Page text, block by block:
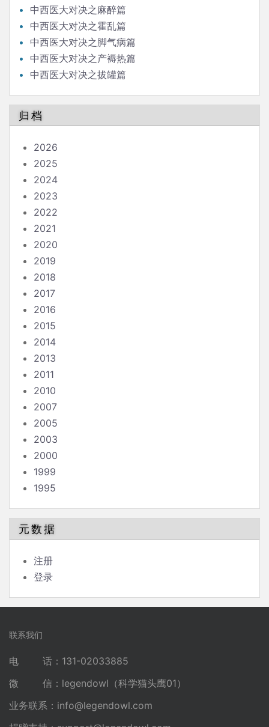
中西医大对决之麻醉篇
中西医大对决之霍乱篇
中西医大对决之脚气病篇
中西医大对决之产褥热篇
中西医大对决之拔罐篇
归档
2026
2025
2024
2023
2022
2021
2020
2019
2018
2017
2016
2015
2014
2013
2011
2010
2007
2005
2003
2000
1999
1995
元数据
注册
登录
联系我们
电 话：131-02033885
微 信：legendowl（科学猫头鹰01）
业务联系： info@legendowl.com